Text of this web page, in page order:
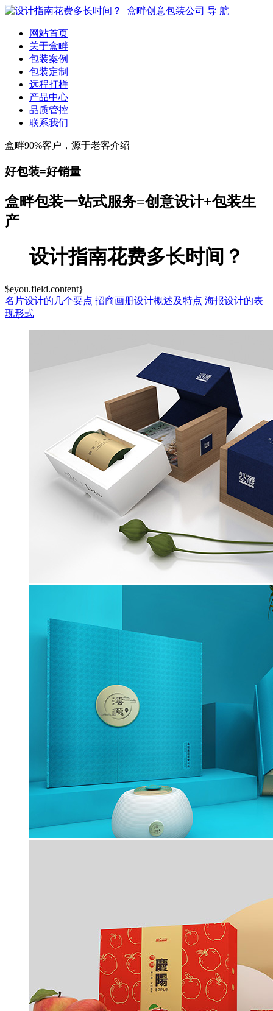
导 航
网站首页
关于盒畔
包装案例
包装定制
远程打样
产品中心
品质管控
联系我们
盒畔90%客户，源于老客介绍
好包装=好销量
盒畔包装一站式服务=创意设计+包装生
产
设计指南花费多长时间？
$eyou.field.content}
名片设计的几个要点 招商画册设计概述及特点 海报设计的表
现形式